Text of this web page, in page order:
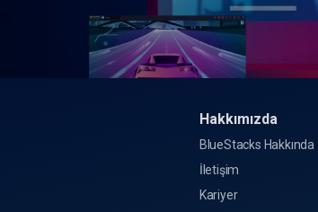
Hakkımızda
BlueStacks Hakkında
İletişim
Kariyer